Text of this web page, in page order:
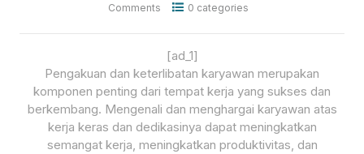
Comments
0 categories
[ad_1]
Pengakuan dan keterlibatan karyawan merupakan
komponen penting dari tempat kerja yang sukses dan
berkembang. Mengenali dan menghargai karyawan atas
kerja keras dan dedikasinya dapat meningkatkan
semangat kerja, meningkatkan produktivitas, dan